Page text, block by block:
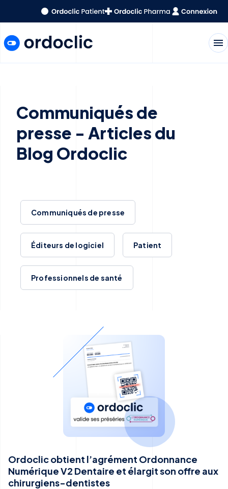
menu
Communiqués de
presse - Articles du
Blog Ordoclic
Communiqués de presse
Éditeurs de logiciel Patient
Professionnels de santé
Ordoclic obtient l’agrément Ordonnance
Numérique V2 Dentaire et élargit son offre aux
chirurgiens-dentistes